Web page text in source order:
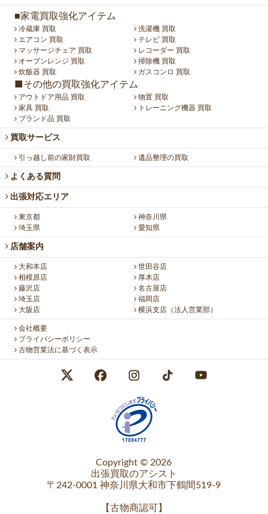
■家電買取強化アイテム
冷蔵庫 買取
洗濯機 買取
エアコン 買取
テレビ 買取
マッサージチェア 買取
レコーダー 買取
オーブンレンジ 買取
掃除機 買取
炊飯器 買取
ガスコンロ 買取
■その他の買取強化アイテム
アウトドア用品 買取
物置 買取
家具 買取
トレーニング機器 買取
ブランド品 買取
買取サービス
引っ越し前の家財買取 遺品整理の買取
よくある質問
出張対応エリア
東京都
神奈川県
埼玉県
愛知県
店舗案内
大和本店
世田谷店
相模原店
厚木店
藤沢店
名古屋店
埼玉店
福岡店
大阪店
横浜支店（法人営業部）
会社概要
プライバシーポリシー
古物営業法に基づく表示
Copyright © 2026
出張買取のアシスト
〒242-0001 神奈川県大和市下鶴間519-9
【古物商認可 】